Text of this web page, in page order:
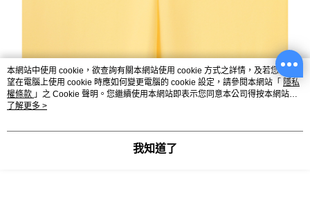
本網站中使用 cookie，欲查詢有關本網站使用 cookie 方式之詳情，及若您不希
望在電腦上使用 cookie 時應如何變更電腦的 cookie 設定，請參閱本網站「 隱私
權條款 」之 Cookie 聲明。您繼續使用本網站即表示您同意本公司得按本網站使
用條款之 Cookie 聲明使用 cookie。
了解更多 >
我知道了